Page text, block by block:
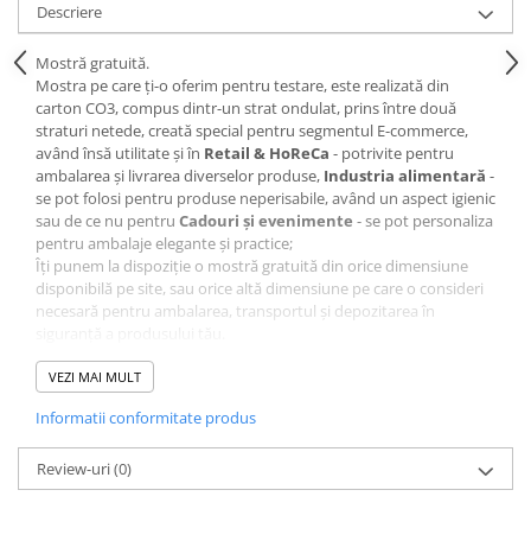
Descriere
Mostră gratuită.
Mostra pe care ți-o oferim pentru testare, este realizată din
carton CO3, compus dintr-un strat ondulat, prins între două
straturi netede, creată special pentru segmentul E-commerce,
având însă utilitate și în Retail & HoReCa - potrivite pentru
ambalarea și livrarea diverselor produse, Industria alimentară -
se pot folosi pentru produse neperisabile, având un aspect igienic
sau de ce nu pentru Cadouri și evenimente - se pot personaliza
pentru ambalaje elegante și practice;
Îți punem la dispoziție o mostră gratuită din orice dimensiune
disponibilă pe site, sau orice altă dimensiune pe care o consideri
necesară pentru ambalarea, transportul și depozitarea în
Având în vedere culoarea cartonului (alb) se poate facil imprima
cu logo-ul afacerii tale.
VEZI MAI MULT
Informatii conformitate produs
Review-uri(0)